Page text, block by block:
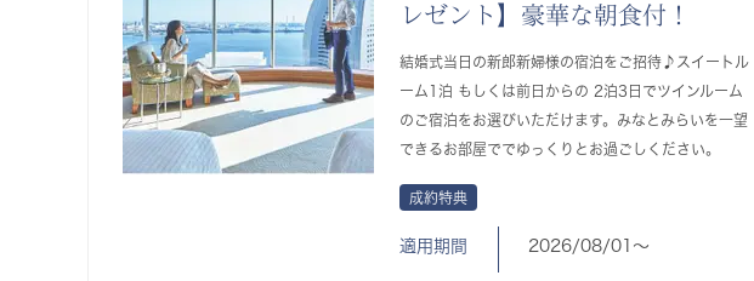
レゼント】豪華な朝食付！
結婚式当日の新郎新婦様の宿泊をご招待♪スイートル
ーム1泊 もしくは前日からの 2泊3日でツインルーム
のご宿泊をお選びいただけます。みなとみらいを一望
できるお部屋ででゆっくりとお過ごしください。
成約特典
適用期間 2026/08/01〜